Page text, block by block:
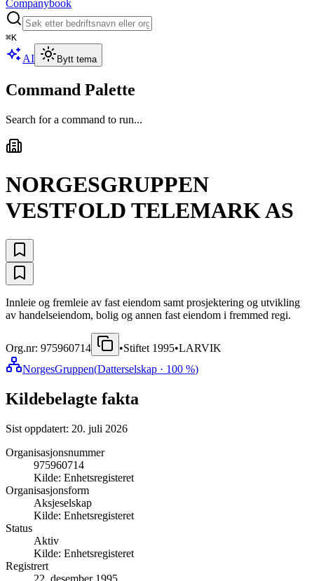
Companybook
⌘K
AI Bytt tema
Command Palette
Search for a command to run...
NORGESGRUPPEN
VESTFOLD TELEMARK AS
Innleie og fremleie av fast eiendom samt prosjektering og utvikling
av handelseiendom, bolig og annen fast eiendom i fremmed regi.
Org.nr: 975960714 •Stiftet 1995•LARVIK
NorgesGruppen(Datterselskap · 100 %)
Kildebelagte fakta
Sist oppdatert: 20. juli 2026
Organisasjonsnummer
975960714
Kilde: Enhetsregisteret
Organisasjonsform
Aksjeselskap
Kilde: Enhetsregisteret
Status
Aktiv
Kilde: Enhetsregisteret
Registrert
22. desember 1995